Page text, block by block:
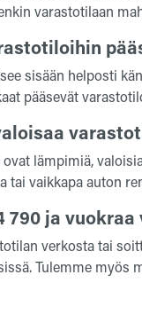
varastotilaan
sisään helposti
pääsevät
lämpimiä,
tai vaikkapa auton
790 ja
verkosta tai
Tulemme myös